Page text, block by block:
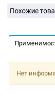
Похожие
Нет